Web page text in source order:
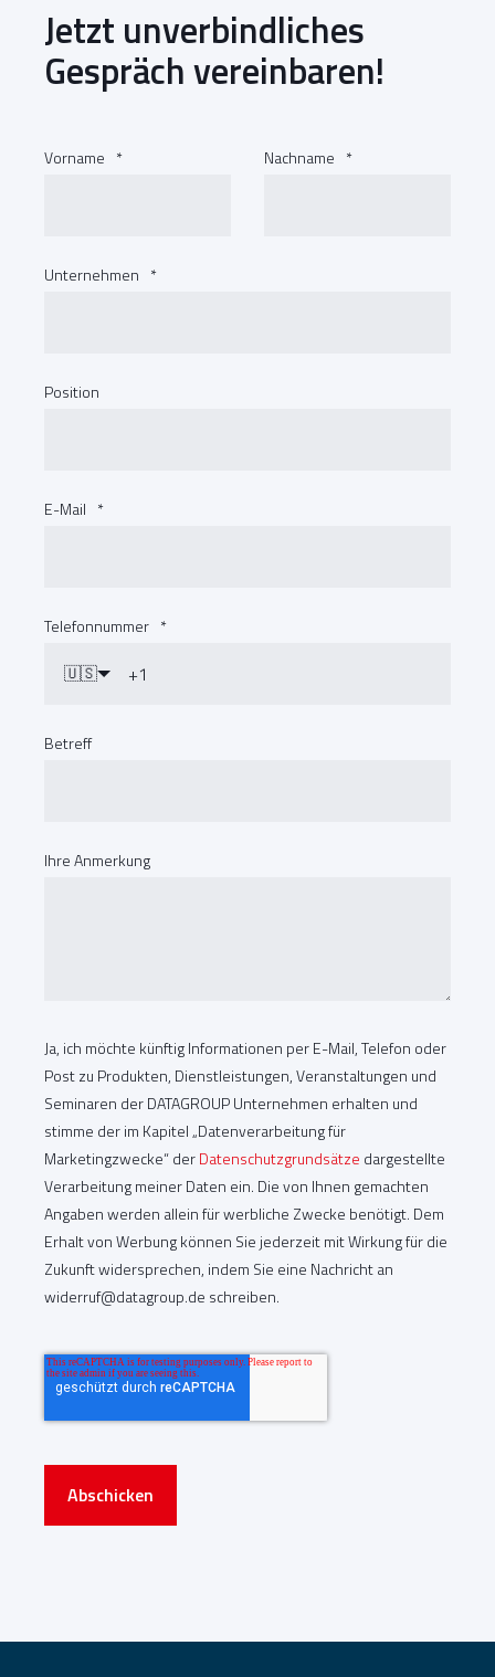
Jetzt unverbindliches
Gespräch vereinbaren!
Vorname * Nachname *
Unternehmen *
Position
E-Mail *
Telefonnummer *
🇺🇸
Betreff
Ihre Anmerkung
Ja, ich möchte künftig Informationen per E-Mail, Telefon oder
Post zu Produkten, Dienstleistungen, Veranstaltungen und
Seminaren der DATAGROUP Unternehmen erhalten und
stimme der im Kapitel „Datenverarbeitung für
Marketingzwecke“ derDatenschutzgrundsätze dargestellte
Verarbeitung meiner Daten ein. Die von Ihnen gemachten
Angaben werden allein für werbliche Zwecke benötigt. Dem
Erhalt von Werbung können Sie jederzeit mit Wirkung für die
Zukunft widersprechen, indem Sie eine Nachricht an
widerruf@datagroup.de schreiben.
Abschicken